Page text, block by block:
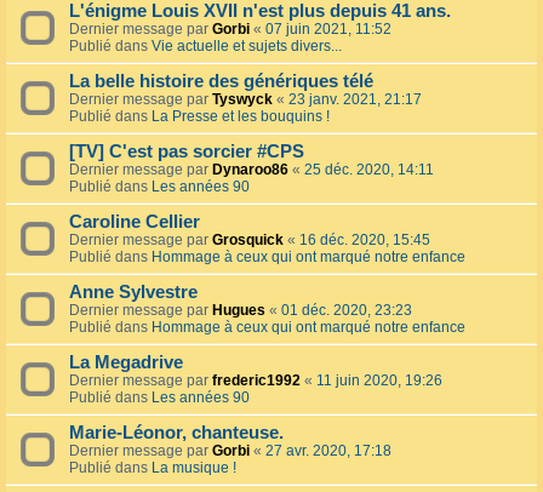
L'énigme Louis XVII n'est plus depuis 41 ans.
Dernier message par Gorbi « 07 juin 2021, 11:52
Publié dans Vie actuelle et sujets divers...
La belle histoire des génériques télé
Dernier message par Tyswyck « 23 janv. 2021, 21:17
Publié dans La Presse et les bouquins !
[TV] C'est pas sorcier #CPS
Dernier message par Dynaroo86 « 25 déc. 2020, 14:11
Publié dans Les années 90
Caroline Cellier
Dernier message par Grosquick « 16 déc. 2020, 15:45
Publié dans Hommage à ceux qui ont marqué notre enfance
Anne Sylvestre
Dernier message par Hugues « 01 déc. 2020, 23:23
Publié dans Hommage à ceux qui ont marqué notre enfance
La Megadrive
Dernier message par frederic1992 « 11 juin 2020, 19:26
Publié dans Les années 90
Marie-Léonor, chanteuse.
Dernier message par Gorbi « 27 avr. 2020, 17:18
Publié dans La musique !